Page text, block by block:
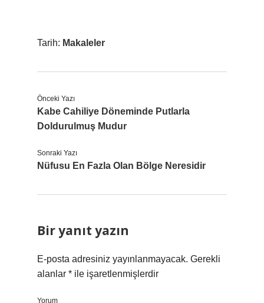
Tarih: Makaleler
Önceki Yazı
Kabe Cahiliye Döneminde Putlarla
Doldurulmuş Mudur
Sonraki Yazı
Nüfusu En Fazla Olan Bölge Neresidir
Bir yanıt yazın
E-posta adresiniz yayınlanmayacak. Gerekli
alanlar * ile işaretlenmişlerdir
Yorum